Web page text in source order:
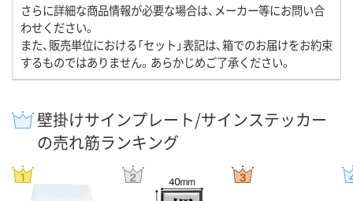
さらに詳細な商品情報が必要な場合は、メーカー等にお問い合
わせください。
また、販売単位における「セット」表記は、箱でのお届けをお約束
するものではありません。あらかじめご了承ください。
壁掛けサインプレート/サインステッカー
の売れ筋ランキング